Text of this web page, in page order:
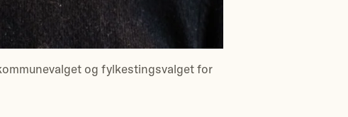
og fylkestingsvalget for